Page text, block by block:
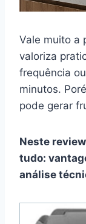
Vale muito a
valoriza
frequência
minutos.
pode gerar
Neste
tudo:
análise